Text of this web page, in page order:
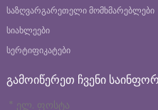
Საზღვარგარეთელი Მომხმარებლები
Სიახლეები
Სერტიფიკატები
ᲒᲐᲛᲝᲘᲬᲔᲠᲔᲗ ᲩᲕᲔᲜᲘ